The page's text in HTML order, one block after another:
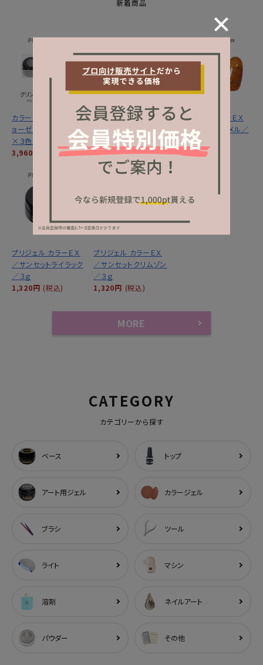
新着商品
カラーＥＸ／グリントジ
ョーゼットシリーズ３ｇ
×３色セット
3,960円
(税込)
カラーＥＸ／サンセット
ミラージュシリーズ ３
ｇ×３色セット
3,960円 (税込)
プリジェル カラーＥＸ
／サンセットキャメル／
３ｇ
1,320円 (税込)
プリジェル カラーＥＸ
／サンセットライラック
／３ｇ
1,320円 (税込)
プリジェル カラーＥＸ
／サンセットクリムゾン
／３ｇ
1,320円 (税込)
MORE
CATEGORY
カテゴリーから探す
ベース トップ
アート用ジェル カラージェル
ブラシ ツール
ライト マシン
溶剤 ネイルアート
パウダー その他